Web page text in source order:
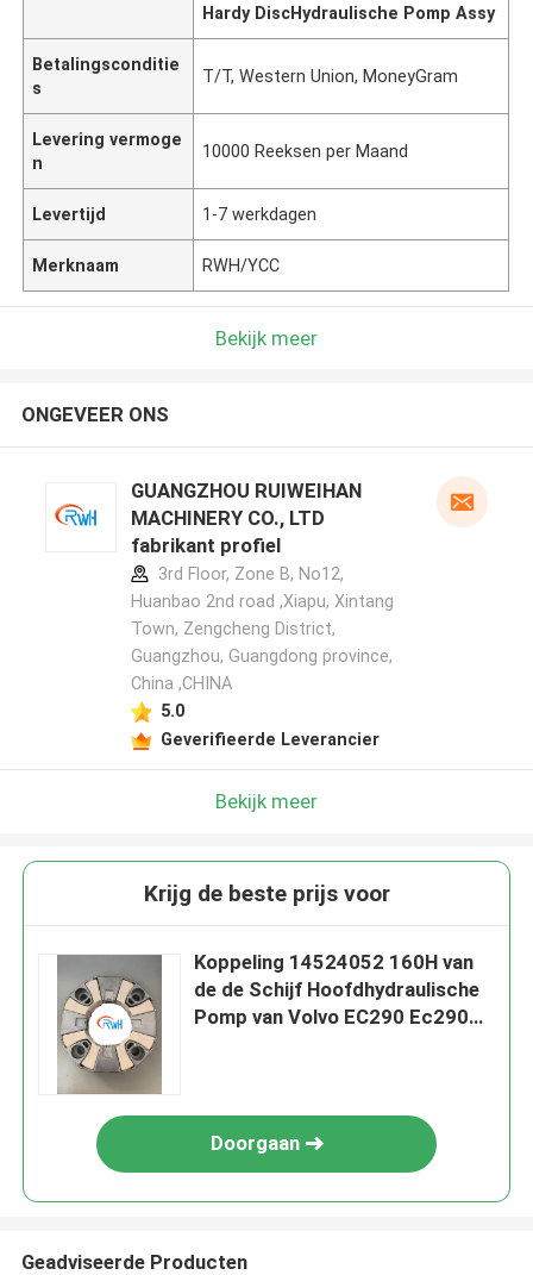
Hardy DiscHydraulische Pomp Assy
Betalingsconditie
s
T/T, Western Union, MoneyGram
Levering vermoge
n
10000 Reeksen per Maand
Levertijd 1-7 werkdagen
Merknaam RWH/YCC
Bekijk meer
ONGEVEER ONS
GUANGZHOU RUIWEIHAN
MACHINERY CO., LTD
fabrikant profiel
3rd Floor, Zone B, No12,
Huanbao 2nd road ,Xiapu, Xintang
Town, Zengcheng District,
Guangzhou, Guangdong province,
China ,CHINA
5.0
Geverifieerde Leverancier
Bekijk meer
Krijg de beste prijs voor
Koppeling 14524052 160H van
de de Schijf Hoofdhydraulische
Pomp van Volvo EC290 Ec290B
Doorgaan
Geadviseerde Producten